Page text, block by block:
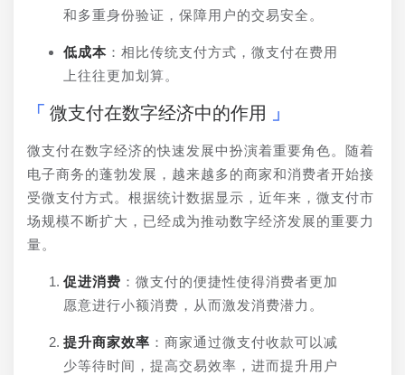
和多重身份验证，保障用户的交易安全。
低成本 ：相比传统支付方式，微支付在费用
上往往更加划算。
微支付在数字经济中的作用
微支付在数字经济的快速发展中扮演着重要角色。随着
电子商务的蓬勃发展，越来越多的商家和消费者开始接
受微支付方式。根据统计数据显示，近年来，微支付市
场规模不断扩大，已经成为推动数字经济发展的重要力
量。
促进消费 ：微支付的便捷性使得消费者更加
愿意进行小额消费，从而激发消费潜力。
提升商家效率 ：商家通过微支付收款可以减
少等待时间，提高交易效率，进而提升用户